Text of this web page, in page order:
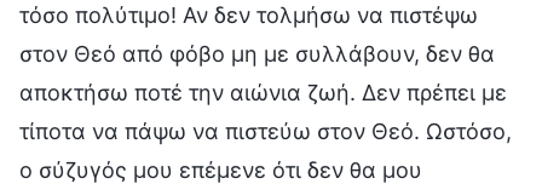
τόσο πολύτιμο! Αν δεν τολμήσω να πιστέψω
στον Θεό από φόβο μη με συλλάβουν, δεν θα
αποκτήσω ποτέ την αιώνια ζωή. Δεν πρέπει με
τίποτα να πάψω να πιστεύω στον Θεό. Ωστόσο,
ο σύζυγός μου επέμενε ότι δεν θα μου